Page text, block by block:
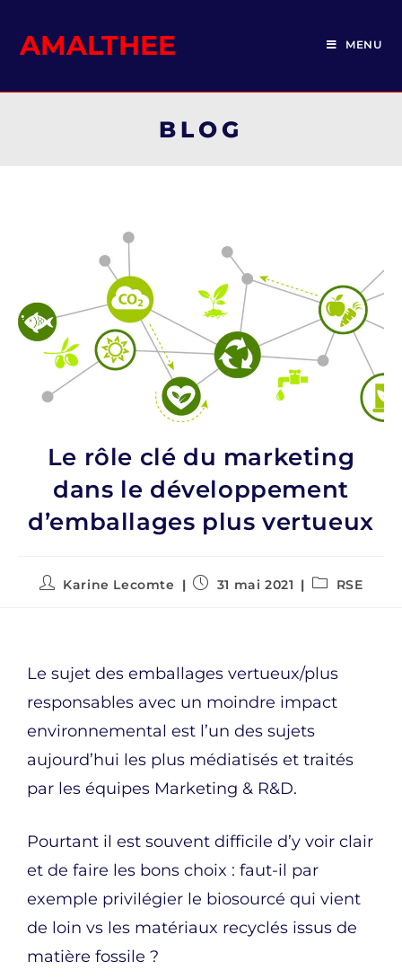
AMALTHEE MENU
BLOG
Le rôle clé du marketing
dans le développement
d’emballages plus vertueux
Karine Lecomte 31 mai 2021 RSE
Le sujet des emballages vertueux/plus
responsables avec un moindre impact
environnemental est l’un des sujets
aujourd’hui les plus médiatisés et traités
par les équipes Marketing & R&D.
Pourtant il est souvent difficile d’y voir clair
et de faire les bons choix : faut-il par
exemple privilégier le biosourcé qui vient
de loin vs les matériaux recyclés issus de
matière fossile ?